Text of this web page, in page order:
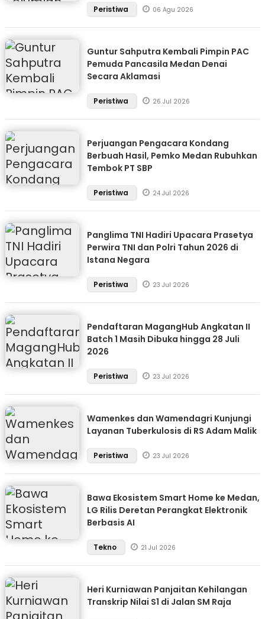
Peristiwa 06 Agu 2026
Guntur Sahputra Kembali Pimpin PAC
Pemuda Pancasila Medan Denai
Secara Aklamasi
Peristiwa 26 Jul 2026
Perjuangan Pengacara Kondang
Berbuah Hasil, Pemko Medan Rubuhkan
Tembok PT SBP
Peristiwa 24 Jul 2026
Panglima TNI Hadiri Upacara Prasetya
Perwira TNI dan Polri Tahun 2026 di
Istana Negara
Peristiwa 23 Jul 2026
Pendaftaran MagangHub Angkatan II
Batch 1 Masih Dibuka hingga 28 Juli
2026
Peristiwa 23 Jul 2026
Wamenkes dan Wamendagri Kunjungi
Layanan Tuberkulosis di RS Adam Malik
Peristiwa 23 Jul 2026
Bawa Ekosistem Smart Home ke Medan,
LG Rilis Deretan Perangkat Elektronik
Berbasis AI
Tekno 21 Jul 2026
Heri Kurniawan Panjaitan Kehilangan
Transkrip Nilai S1 di Jalan SM Raja